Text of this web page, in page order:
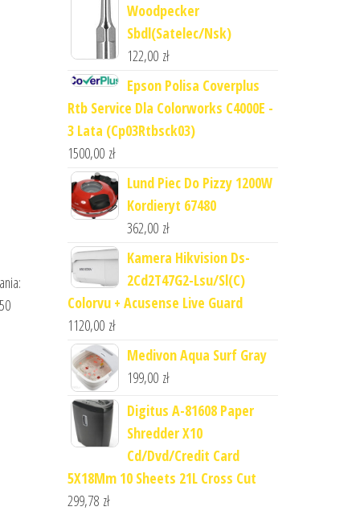
Woodpecker
Sbdl(Satelec/Nsk)
122,00 zł
Epson Polisa Coverplus
Rtb Service Dla Colorworks C4000E -
3 Lata (Cp03Rtbsck03)
1500,00 zł
Lund Piec Do Pizzy 1200W
Kordieryt 67480
362,00 zł
Kamera Hikvision Ds-
2Cd2T47G2-Lsu/Sl(C)
Colorvu + Acusense Live Guard
1120,00 zł
Medivon Aqua Surf Gray
199,00 zł
Digitus A-81608 Paper
Shredder X10
Cd/Dvd/Credit Card
5X18Mm 10 Sheets 21L Cross Cut
299,78 zł